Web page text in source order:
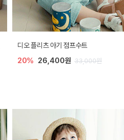
디오 플리츠 아기 점프수트
20% 26,400원 33,000원